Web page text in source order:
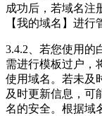
成功后，若域名注
【我的域名】进行
3.4.2、若您使用的
需进行模板过户，
使用域名。若未及
及时更新信息，可
名的安全。根据域